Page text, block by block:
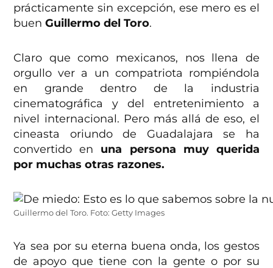
prácticamente sin excepción, ese mero es el
buenGuillermo del Toro.
Claro que como mexicanos, nos llena de
orgullo ver a un compatriota rompiéndola
en grande dentro de la industria
cinematográfica y del entretenimiento a
nivel internacional. Pero más allá de eso, el
cineasta oriundo de Guadalajara se ha
convertido en una persona muy querida
por muchas otras razones.
Guillermo del Toro. Foto: Getty Images
Ya sea por su eterna buena onda, los gestos
de apoyo que tiene con la gente o por su